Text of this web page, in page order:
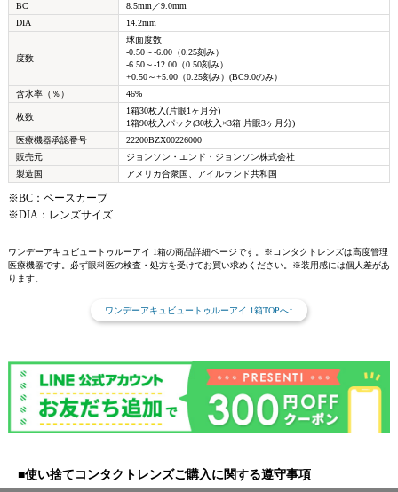
BC
8.5mm／9.0mm
DIA
14.2mm
度数
球面度数
-0.50～-6.00（0.25刻み）
-6.50～-12.00（0.50刻み）
+0.50～+5.00（0.25刻み）(BC9.0のみ）
含水率（％）
46%
枚数
1箱30枚入(片眼1ヶ月分)
1箱90枚入パック(30枚入×3箱 片眼3ヶ月分)
医療機器承認番号
22200BZX00226000
販売元
ジョンソン・エンド・ジョンソン株式会社
製造国
アメリカ合衆国、アイルランド共和国
※BC：ベースカーブ
※DIA：レンズサイズ
ワンデーアキュビュートゥルーアイ 1箱の商品詳細ページです。※コンタクトレンズは高度管理
医療機器です。必ず眼科医の検査・処方を受けてお買い求めください。※装用感には個人差があ
ります。
ワンデーアキュビュートゥルーアイ 1箱TOPへ↑
■使い捨てコンタクトレンズご購入に関する遵守事項